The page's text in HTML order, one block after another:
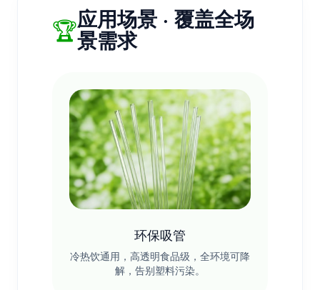
🏆应用场景 · 覆盖全场
景需求
环保吸管
冷热饮通用，高透明食品级，全环境可降
解，告别塑料污染。